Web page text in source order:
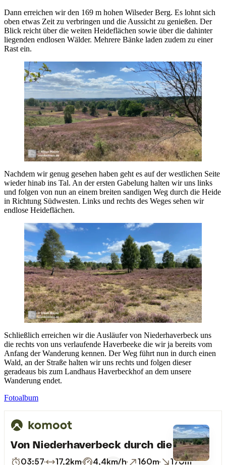
Dann erreichen wir den 169 m hohen Wilseder Berg. Es lohnt sich
oben etwas Zeit zu verbringen und die Aussicht zu genießen. Der
Blick reicht über die weiten Heideflächen sowie über die dahinter
liegenden endlosen Wälder. Mehrere Bänke laden zudem zu einer
Rast ein.
Nachdem wir genug gesehen haben geht es auf der westlichen Seite
wieder hinab ins Tal. An der ersten Gabelung halten wir uns links
und folgen von nun an einem breiten sandigen Weg durch die Heide
in Richtung Südwesten. Links und rechts des Weges sehen wir
endlose Heideflächen.
Schließlich erreichen wir die Ausläufer von Niederhaverbeck uns
die rechts von uns verlaufende Haverbeeke die wir ja bereits vom
Anfang der Wanderung kennen. Der Weg führt nun in durch einen
Wald, an der Straße halten wir uns rechts und folgen dieser
geradeaus bis zum Landhaus Haverbeckhof an dem unsere
Wanderung endet.
Fotoalbum